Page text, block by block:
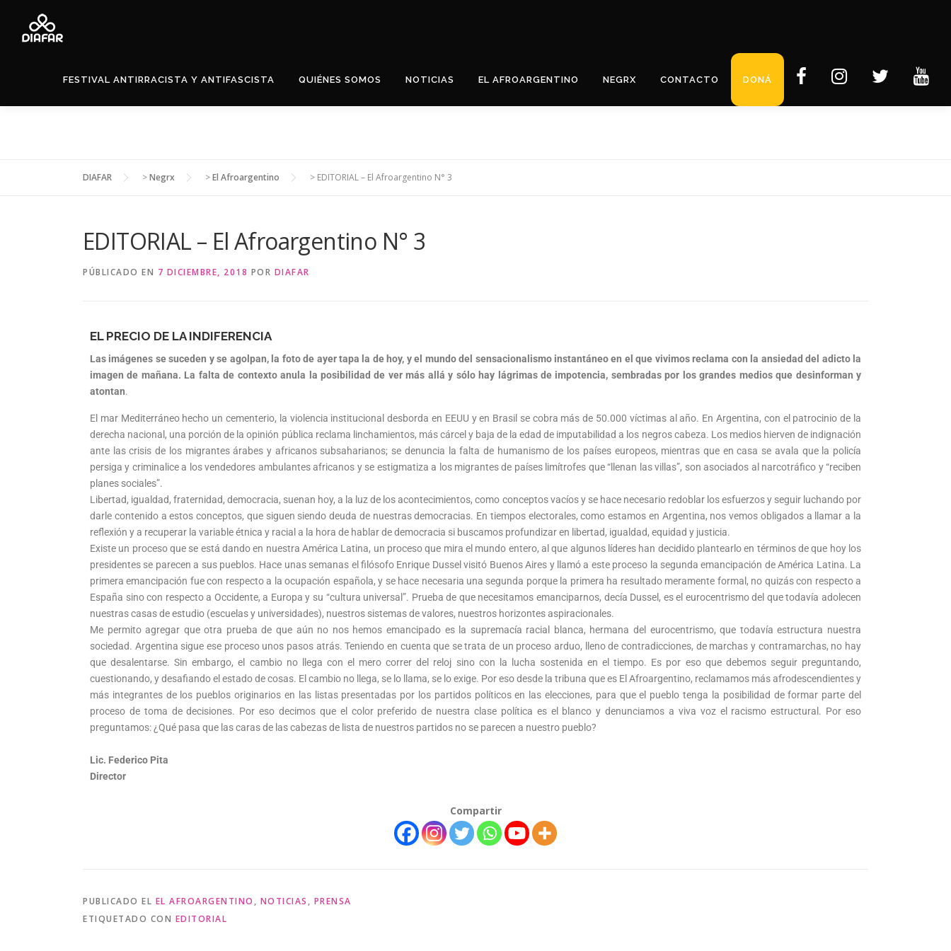
FESTIVAL ANTIRRACISTA Y ANTIFASCISTA QUIÉNES SOMOS NOTICIAS EL AFROARGENTINO NEGRX CONTACTO DONÁ
DIAFAR >Negrx >El Afroargentino > EDITORIAL – El Afroargentino N° 3
EDITORIAL – El Afroargentino N° 3
PÚBLICADO EN 7 DICIEMBRE, 2018 POR DIAFAR
EL PRECIO DE LA INDIFERENCIA
Las imágenes se suceden y se agolpan, la foto de ayer tapa la de hoy, y el mundo del sensacionalismo instantáneo en el que vivimos reclama con la ansiedad del adicto la
imagen de mañana. La falta de contexto anula la posibilidad de ver más allá y sólo hay lágrimas de impotencia, sembradas por los grandes medios que desinforman y
atontan.
El mar Mediterráneo hecho un cementerio, la violencia institucional desborda en EEUU y en Brasil se cobra más de 50.000 víctimas al año. En Argentina, con el patrocinio de la
derecha nacional, una porción de la opinión pública reclama linchamientos, más cárcel y baja de la edad de imputabilidad a los negros cabeza. Los medios hierven de indignación
ante las crisis de los migrantes árabes y africanos subsaharianos; se denuncia la falta de humanismo de los países europeos, mientras que en casa se avala que la policía
persiga y criminalice a los vendedores ambulantes africanos y se estigmatiza a los migrantes de países limítrofes que “llenan las villas”, son asociados al narcotráfico y “reciben
planes sociales”.
Libertad, igualdad, fraternidad, democracia, suenan hoy, a la luz de los acontecimientos, como conceptos vacíos y se hace necesario redoblar los esfuerzos y seguir luchando por
darle contenido a estos conceptos, que siguen siendo deuda de nuestras democracias. En tiempos electorales, como estamos en Argentina, nos vemos obligados a llamar a la
reflexión y a recuperar la variable étnica y racial a la hora de hablar de democracia si buscamos profundizar en libertad, igualdad, equidad y justicia.
Existe un proceso que se está dando en nuestra América Latina, un proceso que mira el mundo entero, al que algunos líderes han decidido plantearlo en términos de que hoy los
presidentes se parecen a sus pueblos. Hace unas semanas el filósofo Enrique Dussel visitó Buenos Aires y llamó a este proceso la segunda emancipación de América Latina. La
primera emancipación fue con respecto a la ocupación española, y se hace necesaria una segunda porque la primera ha resultado meramente formal, no quizás con respecto a
España sino con respecto a Occidente, a Europa y su “cultura universal”. Prueba de que necesitamos emanciparnos, decía Dussel, es el eurocentrismo del que todavía adolecen
nuestras casas de estudio (escuelas y universidades), nuestros sistemas de valores, nuestros horizontes aspiracionales.
Me permito agregar que otra prueba de que aún no nos hemos emancipado es la supremacía racial blanca, hermana del eurocentrismo, que todavía estructura nuestra
sociedad. Argentina sigue ese proceso unos pasos atrás. Teniendo en cuenta que se trata de un proceso arduo, lleno de contradicciones, de marchas y contramarchas, no hay
que desalentarse. Sin embargo, el cambio no llega con el mero correr del reloj sino con la lucha sostenida en el tiempo. Es por eso que debemos seguir preguntando,
cuestionando, y desafiando el estado de cosas. El cambio no llega, se lo llama, se lo exige. Por eso desde la tribuna que es El Afroargentino, reclamamos más afrodescendientes y
más integrantes de los pueblos originarios en las listas presentadas por los partidos políticos en las elecciones, para que el pueblo tenga la posibilidad de formar parte del
proceso de toma de decisiones. Por eso decimos que el color preferido de nuestra clase política es el blanco y denunciamos a viva voz el racismo estructural. Por eso
preguntamos: ¿Qué pasa que las caras de las cabezas de lista de nuestros partidos no se parecen a nuestro pueblo?
Lic. Federico Pita
Director
Compartir
PUBLICADO EL EL AFROARGENTINO , NOTICIAS , PRENSA
ETIQUETADO CON EDITORIAL